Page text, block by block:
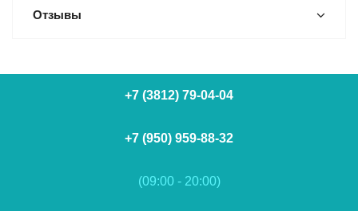
Отзывы
+7 (3812) 79-04-04
+7 (950) 959-88-32
(09:00 - 20:00)